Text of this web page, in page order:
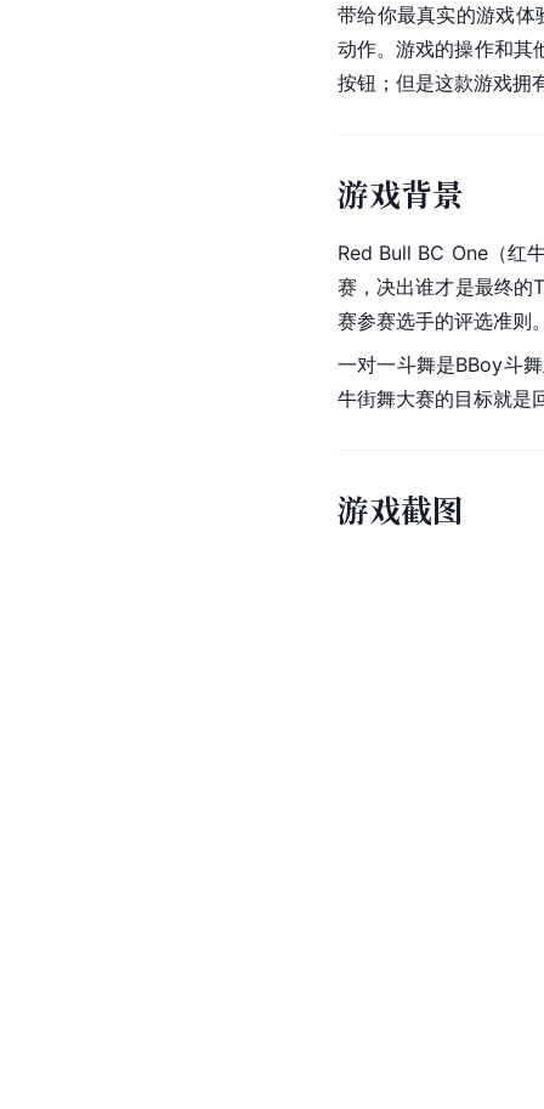
带给你最真实的游戏
动作。游戏的操作和其
按钮；但是这款游戏拥
游戏背景
Red Bull BC One（红
赛，决出谁才是最终的
赛参赛选手的评选准则
一对一斗舞是BBoy斗
牛街舞大赛的目标就是
游戏截图